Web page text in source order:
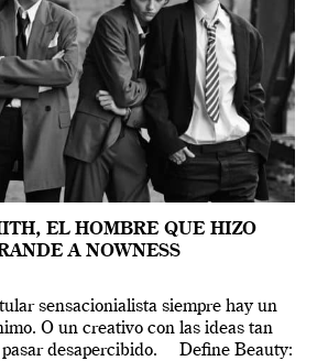
EL HOMBRE QUE HIZO
A NOWNESS
sensacionialista siempre hay un
O un creativo con las ideas tan
pasar desapercibido. Define Beauty: